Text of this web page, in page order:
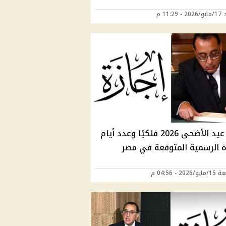
م
موعد عيد الأضحى 2026 فلكيًا وعدد أيام
الرسمية المتوقعة في مصر
- 04:56 م